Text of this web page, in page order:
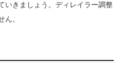
いきましょう。ディレイラー調整
ん。